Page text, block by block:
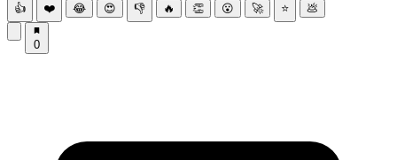
👍 ❤️ 😂 😍 👎 🔥 👏 😮 🚀 ⭐ 💩
0